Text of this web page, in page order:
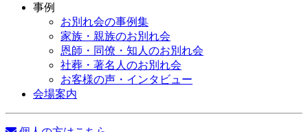
事例
お別れ会の事例集
家族・親族のお別れ会
恩師・同僚・知人のお別れ会
社葬・著名人のお別れ会
お客様の声・インタビュー
会場案内